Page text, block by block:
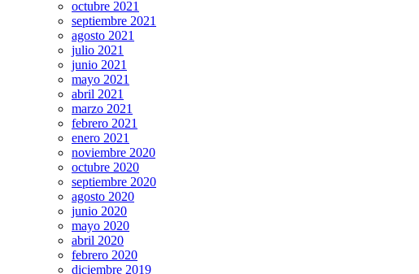
octubre 2021
septiembre 2021
agosto 2021
julio 2021
junio 2021
mayo 2021
abril 2021
marzo 2021
febrero 2021
enero 2021
noviembre 2020
octubre 2020
septiembre 2020
agosto 2020
junio 2020
mayo 2020
abril 2020
febrero 2020
diciembre 2019